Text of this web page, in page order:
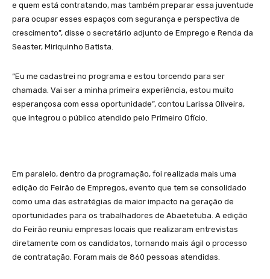
e quem está contratando, mas também preparar essa juventude
para ocupar esses espaços com segurança e perspectiva de
crescimento”, disse o secretário adjunto de Emprego e Renda da
Seaster, Miriquinho Batista.
“Eu me cadastrei no programa e estou torcendo para ser
chamada. Vai ser a minha primeira experiência, estou muito
esperançosa com essa oportunidade”, contou Larissa Oliveira,
que integrou o público atendido pelo Primeiro Ofício.
Em paralelo, dentro da programação, foi realizada mais uma
edição do Feirão de Empregos, evento que tem se consolidado
como uma das estratégias de maior impacto na geração de
oportunidades para os trabalhadores de Abaetetuba. A edição
do Feirão reuniu empresas locais que realizaram entrevistas
diretamente com os candidatos, tornando mais ágil o processo
de contratação. Foram mais de 860 pessoas atendidas.